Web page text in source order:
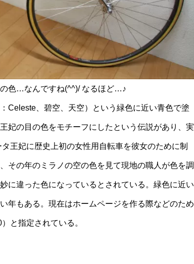
色…なんですね(^^)/ なるほど…♪
Celeste、碧空、天空）という緑色に近い青色で塗
妃の目の色をモチーフにしたという伝説があり、実
王妃に歴史上初の女性用自転車を彼女のために制
その年のミラノの空の色を見て現地の職人が色を調
に違った色になっているとされている。緑色に近い
年もある。現在はホームページを作る際などのため
と指定されている。